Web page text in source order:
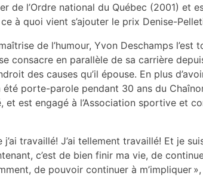
de l’Ordre national du Québec (2001) et
à quoi vient s’ajouter le prix Denise-
de l’humour, Yvon Deschamps l’est
consacre en parallèle de sa carrière
des causes qu’il épouse. En plus
été porte-parole pendant 30 ans du
est engagé à l’Association sportive et
travaillé! J’ai tellement travaillé! Et je
c’est de bien finir ma vie, de
de pouvoir continuer à m’impliquer